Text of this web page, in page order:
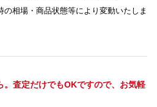
相場・商品状態等により変動いたしま
。査定だけでもOKですので、お気軽